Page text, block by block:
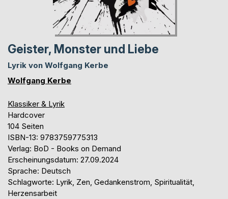
Geister, Monster und Liebe
Lyrik von Wolfgang Kerbe
Wolfgang Kerbe
Klassiker & Lyrik
Hardcover
104 Seiten
ISBN-13: 9783759775313
Verlag: BoD - Books on Demand
Erscheinungsdatum: 27.09.2024
Sprache: Deutsch
Schlagworte: Lyrik, Zen, Gedankenstrom, Spiritualität,
Herzensarbeit